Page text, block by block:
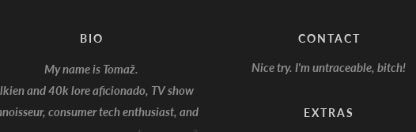
BIO
My name is Tomaž.
and 40k lore aficionado, TV show
consumer tech enthusiast, and
CONTACT
Nice try. I'm untraceable, bitch!
EXTRAS